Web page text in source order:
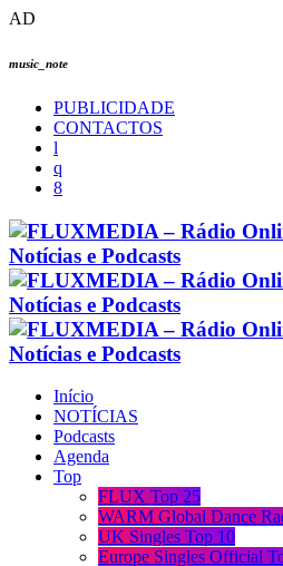
AD
music_note
PUBLICIDADE
CONTACTOS
Início
NOTÍCIAS
Podcasts
Agenda
Top
FLUX Top 25
WARM Global Dance
UK Singles Top 10
Europe Singles Official